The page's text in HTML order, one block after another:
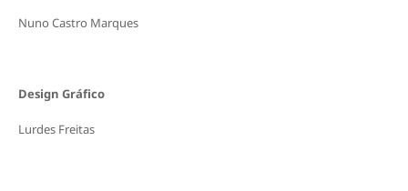
Nuno Castro Marques
Design Gráfico
Lurdes Freitas